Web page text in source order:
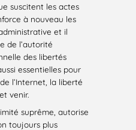
suscitent les actes
à nouveau les
et il
de l’autorité
des libertés
essentielles pour
l’Internet, la liberté
venir.
suprême, autorise
toujours plus